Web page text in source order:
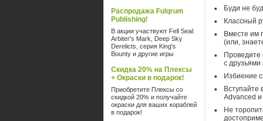
Распродажа Fulqrum
Publishing!
В акции участвуют Fell Seal:
Arbiter's Mark, Deep Sky
Derelicts, серия King's
Bounty и другие игры
Скидка 20% на Плексы
+ Окраски в подарок!
Приобретите Плексы со
скидкой 20% и получайте
окраски для ваших кораблей
в подарок!
Буди не
Классный
Вместе им
(или,
Проведите
с
Избиение
Вступайте
Advanced и
Не